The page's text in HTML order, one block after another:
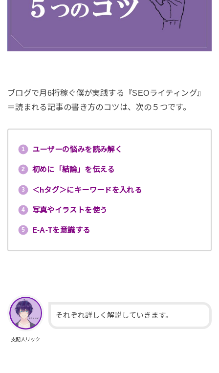
ブログで月6桁稼ぐ僕が実践する『SEOライティング』
＝読まれる記事の書き方のコツは、次の５つです。
ユーザーの悩みを読み解く
初めに「結論」を伝える
＜hタグ＞にキーワードを入れる
写真やイラストを使う
E-A-Tを意識する
支配人リック
それぞれ詳しく解説していきます。